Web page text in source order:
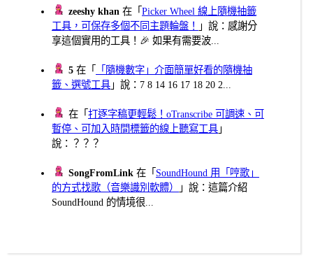
zeeshy khan 在「Picker Wheel 線上隨機抽籤
工具，可保存多個不同主題輪盤！
」說：感謝分
享這個實用的工具！🎉 如果有需要波...
5 在「
「隨機數字」介面簡單好看的隨機抽
籤、選號工具 」說：7 8 14 16 17 18 20 2...
在「打逐字稿更輕鬆！oTranscribe 可調速、可
暫停、可加入時間標籤的線上聽寫工具 」
說：？？？
SongFromLink 在「 SoundHound 用「哼歌」
的方式找歌（音樂識別軟體）
」說：這篇介紹
SoundHound 的情境很...